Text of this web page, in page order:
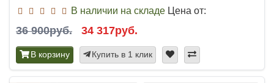
В наличии на складе Цена от:
36 900руб. 34 317руб.
В корзину Купить в 1 клик